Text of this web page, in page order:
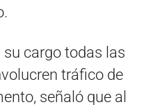
su cargo todas las
tráfico de
señaló que al